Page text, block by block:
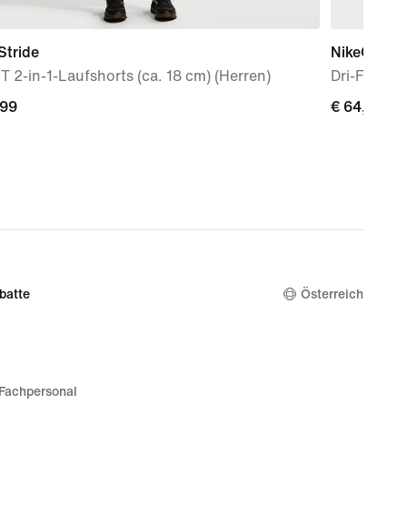
2-in-1-Laufshorts (ca. 18 cm) (Herren)
NikeCourt
Dri-FIT
€ 64,99
€ 64,99
Österreich